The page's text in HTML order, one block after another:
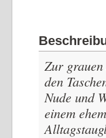
Zur
den
Nude und
einem